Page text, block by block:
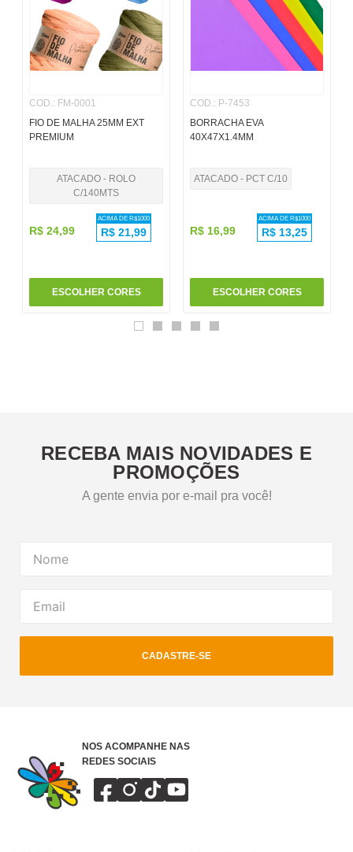
COD.: FM-0001
FIO DE MALHA 25MM EXT
PREMIUM
ATACADO - ROLO
C/140MTS
R$ 24,99
ACIMA DE R$1000
R$ 21,99
ESCOLHER CORES
COD.: P-7453
BORRACHA EVA
40X47X1.4MM
ATACADO - PCT C/10
R$ 16,99
ACIMA DE R$1000
R$ 13,25
ESCOLHER CORES
RECEBA MAIS NOVIDADES E
PROMOÇÕES
A gente envia por e-mail pra você!
CADASTRE-SE
NOS ACOMPANHE NAS
REDES SOCIAIS
pincel
º papel
º barbante
10º pasta